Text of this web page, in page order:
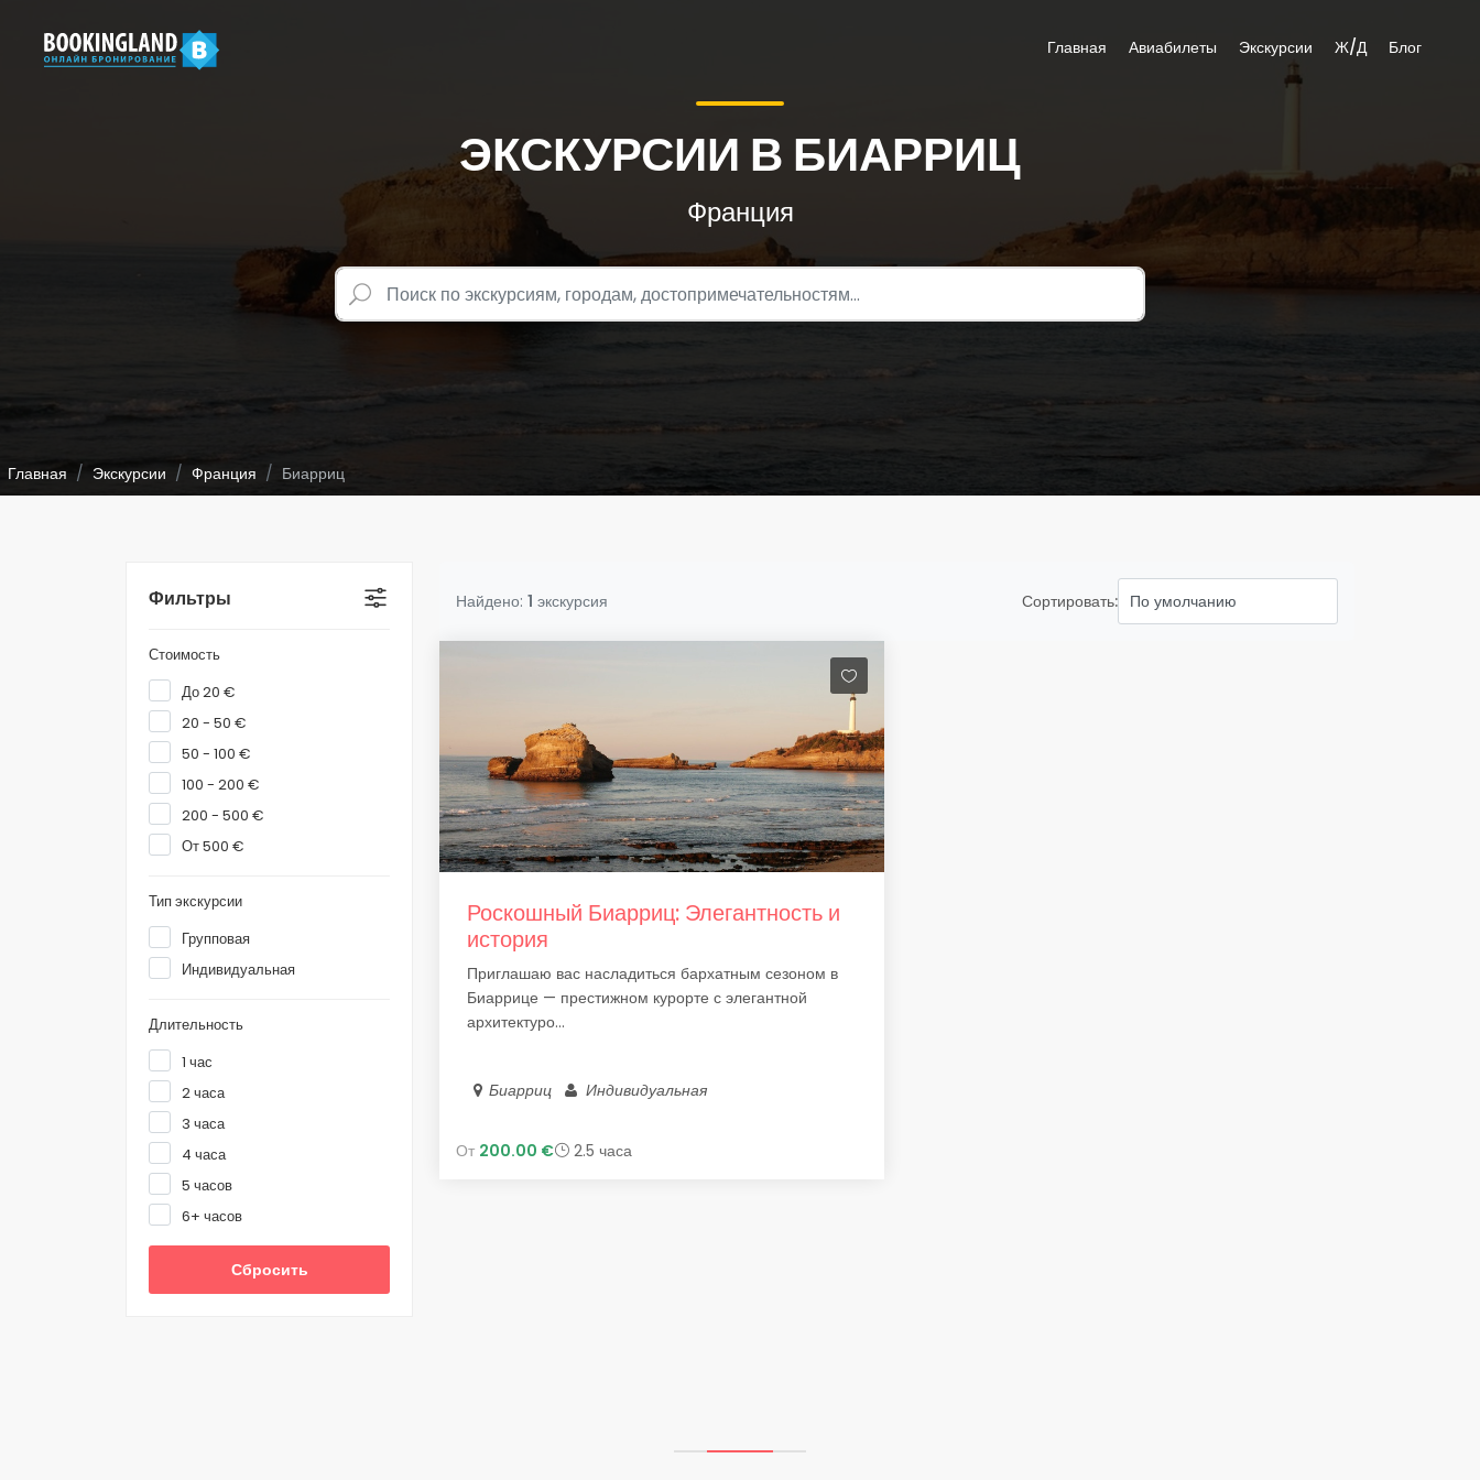
Главная Авиабилеты Экскурсии Ж/Д Блог
ЭКСКУРСИИ В БИАРРИЦ
Франция
Главная Экскурсии Франция Биарриц
Фильтры
Стоимость
До 20 €
20 - 50 €
50 - 100 €
100 - 200 €
200 - 500 €
От 500 €
Тип экскурсии
Групповая
Индивидуальная
Длительность
1 час
2 часа
3 часа
4 часа
5 часов
6+ часов
Сбросить
Найдено: 1 экскурсия Сортировать:
Роскошный Биарриц: Элегантность и
история
Приглашаю вас насладиться бархатным сезоном в
Биаррице — престижном курорте с элегантной
архитектуро...
Биарриц Индивидуальная
От 200.00 € 2.5 часа